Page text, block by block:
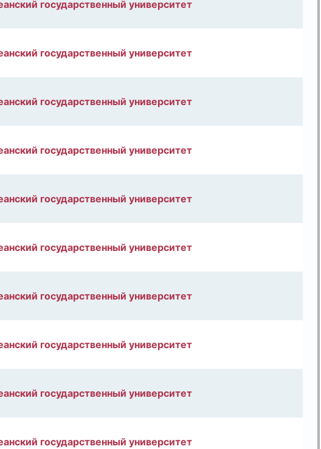
государственный университет
государственный университет
государственный университет
государственный университет
государственный университет
государственный университет
государственный университет
государственный университет
государственный университет
государственный университет